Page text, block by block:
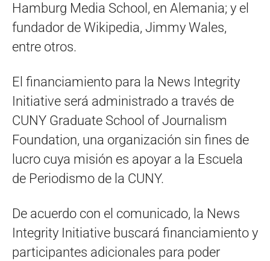
Hamburg Media School, en Alemania; y el
fundador de Wikipedia, Jimmy Wales,
entre otros.
El financiamiento para la News Integrity
Initiative será administrado a través de
CUNY Graduate School of Journalism
Foundation, una organización sin fines de
lucro cuya misión es apoyar a la Escuela
de Periodismo de la CUNY.
De acuerdo con el comunicado, la News
Integrity Initiative buscará financiamiento y
participantes adicionales para poder